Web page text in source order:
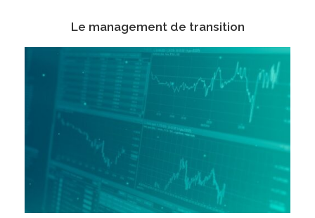
Le management de transition